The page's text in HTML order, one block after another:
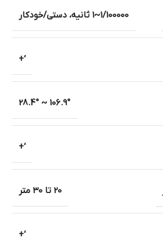
1/100000~1 ثانیه، دستی/خودکار
‘+
106.9° ~ 28.4°
‘+
20 تا 30 متر
‘+